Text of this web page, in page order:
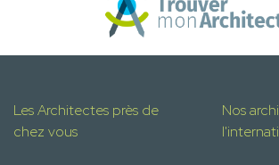
Les Architectes près de
chez vous
Nos